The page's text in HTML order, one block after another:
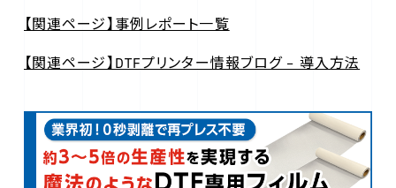
【関連ページ】事例レポート一覧
【関連ページ】DTFプリンター情報ブログ – 導入方法